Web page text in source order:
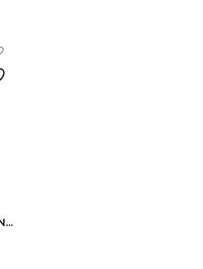
KNJIGA TAKTILNA ZA MAZENJE LILLIPUTIENS STELLA 6M+ ART.83420 (2)